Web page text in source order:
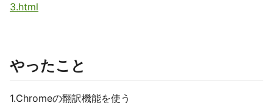
3.html
やったこと
1.Chromeの翻訳機能を使う